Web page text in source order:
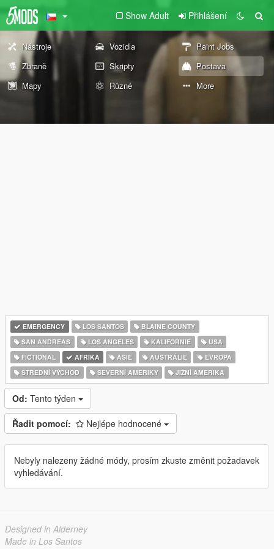
Show Adult Přihlášení
Nástroje Vozidla
Paint Jobs
Zbraně
Skripty
Postava
Mapy
Různé More
EMERGENCY LOS SANTOS
BLAINE COUNTY
SAN ANDREAS
LOS ANGELES KALIFORNIE
USA
FICTIONAL
AFRIKA ASIE AUSTRÁLIE
EVROPA
STŘEDNÍ VÝCHOD
SEVERNÍ AMERIKY JIŽNÍ AMERIKA
Od: Tento týden
Řadit pomocí: Nejlépe hodnocené
Nebyly nalezeny žádné módy, prosím zkuste změnit požadavek
vyhledávání.
Designed in Alderney
Made in Los Santos